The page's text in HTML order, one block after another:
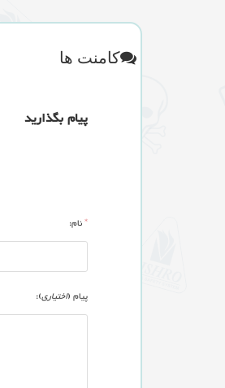
کامنت ها
پیام بگذارید
*نام:
پیام (اختیاری):